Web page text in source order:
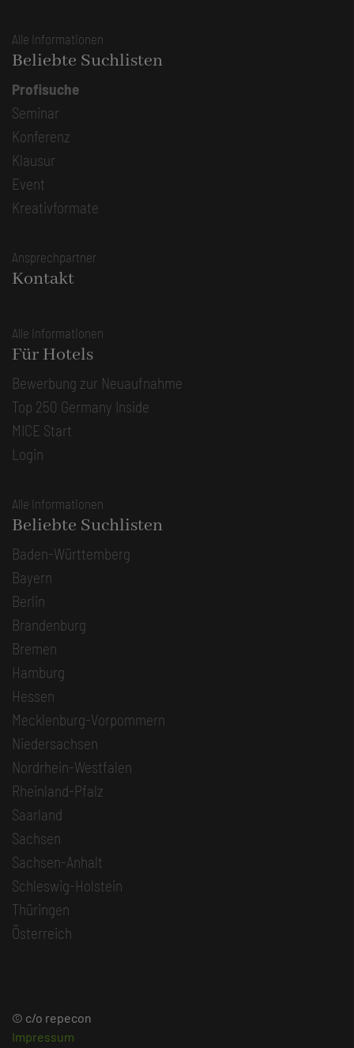
Alle Informationen
Beliebte Suchlisten
Profisuche
Seminar
Konferenz
Klausur
Event
Kreativformate
Ansprechpartner
Kontakt
Alle Informationen
Für Hotels
Bewerbung zur Neuaufnahme
Top 250 Germany Inside
MICE Start
Login
Alle Informationen
Beliebte Suchlisten
Baden-Württemberg
Bayern
Berlin
Brandenburg
Bremen
Hamburg
Hessen
Mecklenburg-Vorpommern
Niedersachsen
Nordrhein-Westfalen
Rheinland-Pfalz
Saarland
Sachsen
Sachsen-Anhalt
Schleswig-Holstein
Thüringen
Österreich
© c/o repecon
Impressum